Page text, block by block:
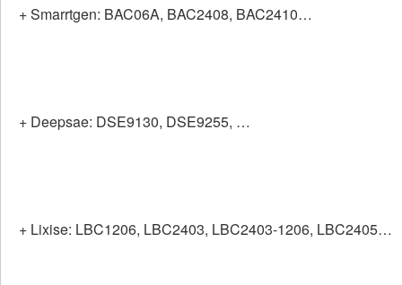
+ Smarrtgen: BAC06A, BAC2408, BAC2410…
+ Deepsae: DSE9130, DSE9255, …
+ Lixise: LBC1206, LBC2403, LBC2403-1206, LBC2405…